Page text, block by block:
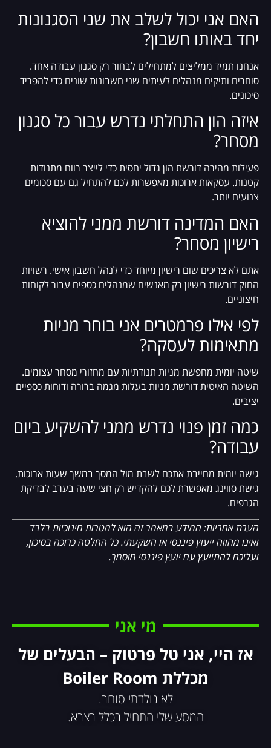
האם אני יכול לשלב את שני הסגנונות
יחד באותו חשבון?
אנחנו תמיד ממליצים למתחילים לבחור רק סגנון עבודה אחד.
סוחרים ותיקים מנהלים לעיתים שני חשבונות שונים כדי להפריד
סיכונים.
איזה הון התחלתי נדרש עבור כל סגנון
מסחר?
פעילות מהירה דורשת הון גדול יחסית כדי לייצר רווח מתנודות
קטנות. עסקאות ארוכות מאפשרות לכם להתחיל גם עם סכומים
צנועים יותר.
האם המדינה דורשת ממני להוציא
רישיון מסחר?
אתם לא צריכים שום רישיון מיוחד כדי לנהל חשבון אישי. רשויות
החוק דורשות רישיון רק מאנשים שמנהלים כספים עבור לקוחות
חיצוניים.
לפי אילו פרמטרים אני בוחר מניות
מתאימות לעסקה?
שיטה יומית מחפשת מניות תנודתיות עם מחזורי מסחר עצומים.
השיטה האיטית דורשת מניות בעלות מגמה ברורה ודוחות כספיים
יציבים.
כמה זמן פנוי נדרש ממני להשקיע ביום
עבודה?
גישה יומית מחייבת אתכם לשבת מול המסך במשך שעות ארוכות.
גישת סווינג מאפשרת לכם להקדיש רק חצי שעה בערב לבדיקת
הגרפים.
הערת אחריות: המידע במאמר זה הוא למטרות חינוכיות בלבד
ואינו מהווה ייעוץ פיננסי או השקעתי. כל החלטה כרוכה בסיכון,
ועליכם להתייעץ עם יועץ פיננסי מוסמך.
מי אני
אז היי, אני טל פרטוק – הבעלים של
מכללת Boiler Room
לא נולדתי סוחר.
המסע שלי התחיל בכלל בצבא.